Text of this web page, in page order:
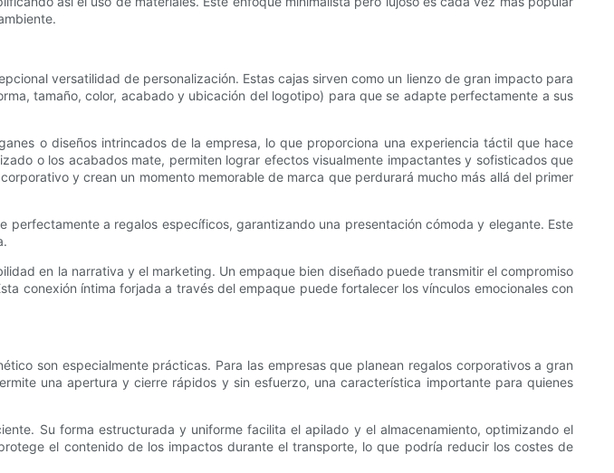
versatilidad de personalización. Estas cajas sirven como un lienzo de gran impacto para
tamaño, color, acabado y ubicación del logotipo) para que se adapte perfectamente a sus
o diseños intrincados de la empresa, lo que proporciona una experiencia táctil que hace
o los acabados mate, permiten lograr efectos visualmente impactantes y sofisticados que
y crean un momento memorable de marca que perdurará mucho más allá del primer
a regalos específicos, garantizando una presentación cómoda y elegante. Este
en la narrativa y el marketing. Un empaque bien diseñado puede transmitir el compromiso
conexión íntima forjada a través del empaque puede fortalecer los vínculos emocionales con
son especialmente prácticas. Para las empresas que planean regalos corporativos a gran
una apertura y cierre rápidos y sin esfuerzo, una característica importante para quienes
Su forma estructurada y uniforme facilita el apilado y el almacenamiento, optimizando el
el contenido de los impactos durante el transporte, lo que podría reducir los costes de